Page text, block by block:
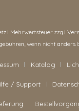
Mehrwertsteuer zzgl.
wenn nicht anders
Katalog
/ Support